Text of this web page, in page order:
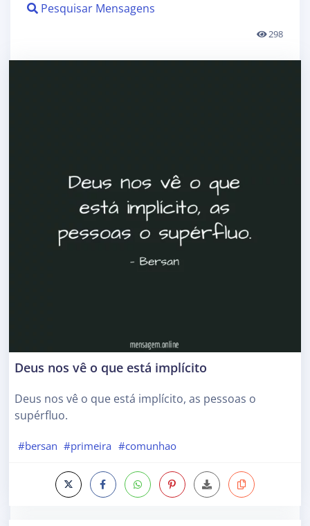
Pesquisar Mensagens
298
Deus nos vê o que está implícito
Deus nos vê o que está implícito, as pessoas o
supérfluo.
#bersan #primeira #comunhao